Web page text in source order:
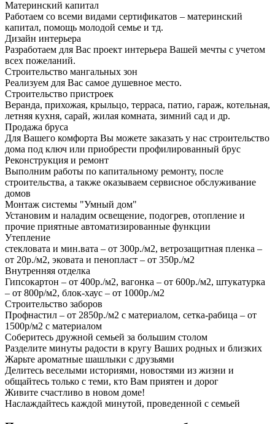
Материнский капитал
Работаем со всеми видами сертификатов – материнский
капитал, помощь молодой семье и тд.
Дизайн интерьера
Разработаем для Вас проект интерьера Вашей мечты с учетом
всех пожеланий.
Строительство мангальных зон
Реализуем для Вас самое душевное место.
Строительство пристроек
Веранда, прихожая, крыльцо, терраса, патио, гараж, котельная,
летняя кухня, сарай, жилая комната, зимний сад и др.
Продажа бруса
Для Вашего комфорта Вы можете заказать у нас строительство
дома под ключ или приобрести профилированный брус
Реконструкция и ремонт
Выполним работы по капитальному ремонту, после
строительства, а также оказываем сервисное обслуживание
домов
Монтаж системы "Умный дом"
Установим и наладим освещение, подогрев, отопление и
прочие приятные автоматизированные функции
Утепление
стекловата и мин.вата – от 300р./м2, ветрозащитная пленка –
от 20р./м2, эковата и пенопласт – от 350р./м2
Внутренняя отделка
Гипсокартон – от 400р./м2, вагонка – от 600р./м2, штукатурка
– от 800р/м2, блок-хаус – от 1000р./м2
Строительство заборов
Профнастил – от 2850р./м2 с материалом, сетка-рабица – от
1500р/м2 с материалом
Соберитесь дружной семьей за большим столом
Разделите минуты радости в кругу Ваших родных и близких
Жарьте ароматные шашлыки с друзьями
Делитесь веселыми историями, новостями из жизни и
общайтесь только с теми, кто Вам приятен и дорог
Живите счастливо в новом доме!
Наслаждайтесь каждой минутой, проведенной с семьей